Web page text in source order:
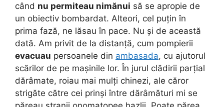
când nu permiteau nimănui să se apropie de
un obiectiv bombardat. Alteori, cel puțin în
prima fază, ne lăsau în pace. Nu și de această
dată. Am privit de la distanță, cum pompierii
evacuau persoanele din ambasada, cu ajutorul
scărilor de pe mașinile lor. În jurul clădirii parțial
dărâmate, roiau mai mulți chinezi, ale căror
strigăte către cei prinși între dărâmături mi se